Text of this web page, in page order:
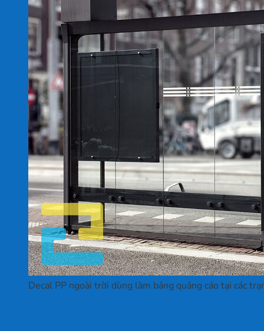
Decal PP ngoài trời dùng làm bảng quảng cáo tại các